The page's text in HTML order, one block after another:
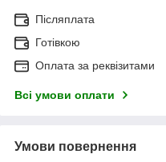
Післяплата
Готівкою
Оплата за реквізитами
Всі умови оплати
Умови повернення